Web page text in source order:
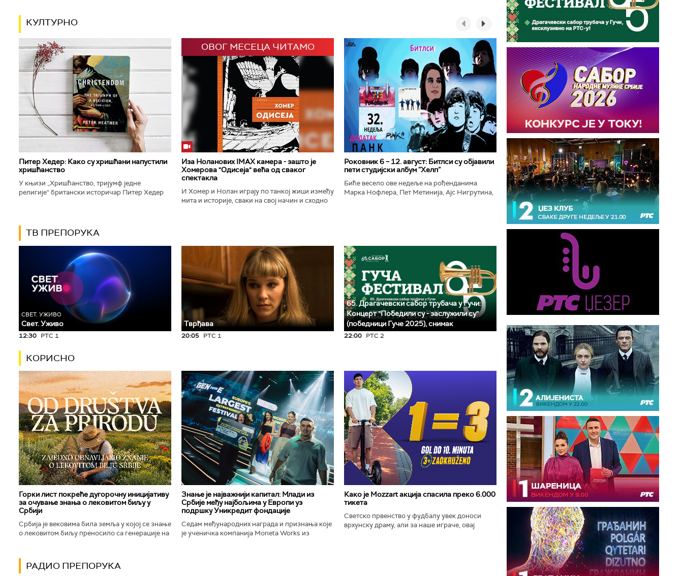
КУЛТУРНО
Питер Хедер: Како су хришћани напустили
хришћанство
У књизи „Хришћанство, тријумф једне
религије“ британски историчар Питер Хедер
ОВОГ МЕСЕЦА ЧИТАМО
Иза Ноланових IMAX камера - зашто је
Хомерова "Одисеја" већа од сваког
спектакла
И Хомер и Нолан играју по танкој жици између
мита и историје, сваки на свој начин и сходно
Роковник 6 – 12. август: Битлси су објавили
пети студијски албум ”Хелп”
Биће весело ове недеље на рођенданима
Марка Нофлера, Пет Метинија, Ајс Нигрутина,
ТВ ПРЕПОРУКА
СВЕТ. УЖИВО
Свет. Уживо
12:30 РТС 1
Тврђава
20:05 РТС 1
65. Драгачевски сабор трубача у Гучи:
Концерт "Победили су - заслужили су"
(победници Гуче 2025), снимак
22:00 РТС 2
КОРИСНО
Горки лист покреће дугорочну иницијативу
за очување знања о лековитом биљу у
Србији
Србија је вековима била земља у којој се знање
о лековитом биљу преносило са генерације на
Знање је најважнији капитал: Млади из
Србије међу најбољима у Европи уз
подршку Уникредит фондације
Седам међународних награда и признања које
је ученичка компанија Moneta Works из
Како је Mozzart акција спасила преко 6.000
тикета
Светско првенство у фудбалу увек доноси
врхунску драму, али за наше играче, овај
РАДИО ПРЕПОРУКА